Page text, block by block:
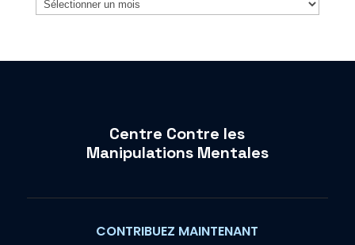
Centre Contre les
Manipulations Mentales
CONTRIBUEZ MAINTENANT